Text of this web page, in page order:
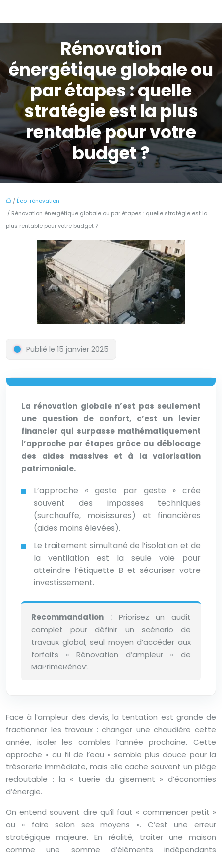
Rénovation
énergétique globale ou
par étapes : quelle
stratégie est la plus
rentable pour votre
budget ?
/ Éco-rénovation
/ Rénovation énergétique globale ou par étapes : quelle stratégie est la
plus rentable pour votre budget ?
Publié le 15 janvier 2025
La rénovation globale n’est pas seulement
une question de confort, c’est un levier
financier qui surpasse mathématiquement
l’approche par étapes grâce au déblocage
des aides massives et à la valorisation
patrimoniale.
L’approche « geste par geste » crée
souvent des impasses techniques
(surchauffe, moisissures) et financières
(aides moins élevées).
Le traitement simultané de l’isolation et de
la ventilation est la seule voie pour
atteindre l’étiquette B et sécuriser votre
investissement.
Recommandation :Priorisez un audit
complet pour définir un scénario de
travaux global, seul moyen d’accéder aux
forfaits « Rénovation d’ampleur » de
MaPrimeRénov’.
Face à l’ampleur des devis, la tentation est grande de
fractionner les travaux : changer une chaudière cette
année, isoler les combles l’année prochaine. Cette
approche « au fil de l’eau » semble plus douce pour la
trésorerie immédiate, mais elle cache souvent un piège
redoutable : la « tuerie du gisement » d’économies
d’énergie.
On entend souvent dire qu’il faut « commencer petit »
ou « faire selon ses moyens ». C’est une erreur
stratégique majeure. En réalité, traiter une maison
comme une somme d’éléments indépendants